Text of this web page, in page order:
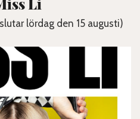
lördag den 15 augusti)